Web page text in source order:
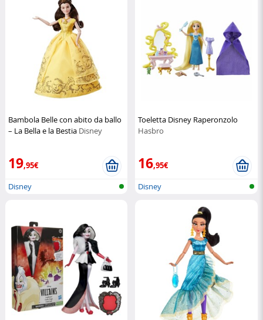
Bambola Belle con abito da ballo
– La Bella e la Bestia Disney
19,95€
Disney
Toeletta Disney Raperonzolo
Hasbro
16,95€
Disney